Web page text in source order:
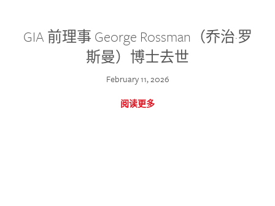
GIA 前理事 George Rossman（乔治·罗
斯曼）博士去世
February 11, 2026
阅读更多